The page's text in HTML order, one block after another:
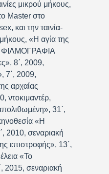
μικρού μήκους,
Master στο
και την ταινία-
«Η αγία της
ΦΙΛΜΟΓΡΑΦΙΑ
8΄, 2009,
7΄, 2009,
αρχαίας
ντοκιμαντέρ,
31΄,
«Η
2010, σεναριακή
επιστροφής», 13΄,
«Το
2015, σεναριακή